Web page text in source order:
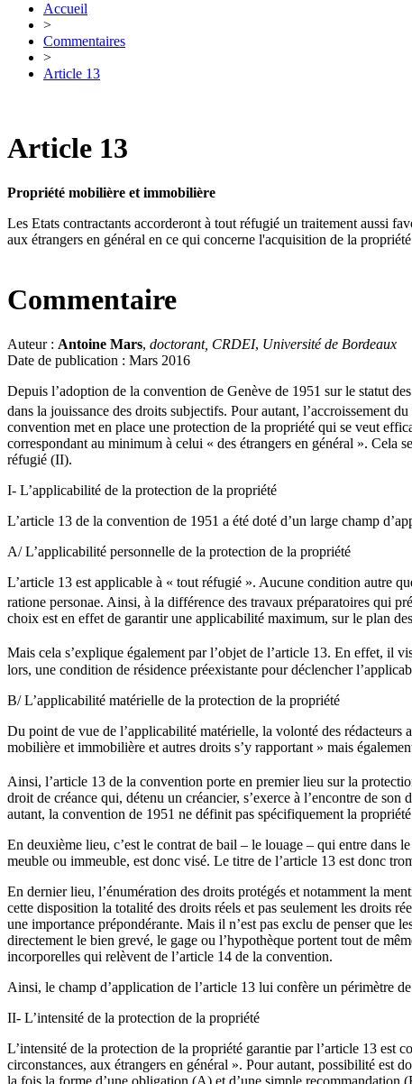
Accueil
>
Commentaires
>
Article 13
Article 13
Propriété mobilière et immobilière
Les Etats contractants accorderont à tout réfugié un traitement aussi
aux étrangers en général en ce qui concerne l'acquisition de la
Commentaire
Auteur : Antoine Mars, doctorant, CRDEI, Université de Bordeaux
Date de publication : Mars 2016
Depuis l’adoption de la convention de Genève de 1951 sur le statut
dans la jouissance des droits subjectifs. Pour autant, l’accroissement
convention met en place une protection de la propriété qui se veut
correspondant au minimum à celui « des étrangers en général ». Cela
réfugié (II).
I- L’applicabilité de la protection de la propriété
L’article 13 de la convention de 1951 a été doté d’un large champ
A/ L’applicabilité personnelle de la protection de la propriété
L’article 13 est applicable à « tout réfugié ». Aucune condition autre
ratione personae. Ainsi, à la différence des travaux préparatoires qui
choix est en effet de garantir une applicabilité maximum, sur le plan
Mais cela s’explique également par l’objet de l’article 13. En effet, il
lors, une condition de résidence préexistante pour déclencher
B/ L’applicabilité matérielle de la protection de la propriété
Du point de vue de l’applicabilité matérielle, la volonté des
mobilière et immobilière et autres droits s’y rapportant » mais
Ainsi, l’article 13 de la convention porte en premier lieu sur la
droit de créance qui, détenu un créancier, s’exerce à l’encontre de
autant, la convention de 1951 ne définit pas spécifiquement la
En deuxième lieu, c’est le contrat de bail – le louage – qui entre dans
meuble ou immeuble, est donc visé. Le titre de l’article 13 est donc
En dernier lieu, l’énumération des droits protégés et notamment la
cette disposition la totalité des droits réels et pas seulement les droits
une importance prépondérante. Mais il n’est pas exclu de penser que
directement le bien grevé, le gage ou l’hypothèque portent tout de
incorporelles qui relèvent de l’article 14 de la convention.
Ainsi, le champ d’application de l’article 13 lui confère un périmètre
II- L’intensité de la protection de la propriété
L’intensité de la protection de la propriété garantie par l’article 13 est
circonstances, aux étrangers en général ». Pour autant, possibilité est
la fois la forme d’une obligation (A) et d’une simple recommandation